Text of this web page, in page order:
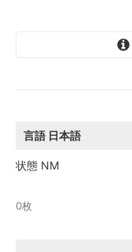
言語 日本語
状態 NM
0枚